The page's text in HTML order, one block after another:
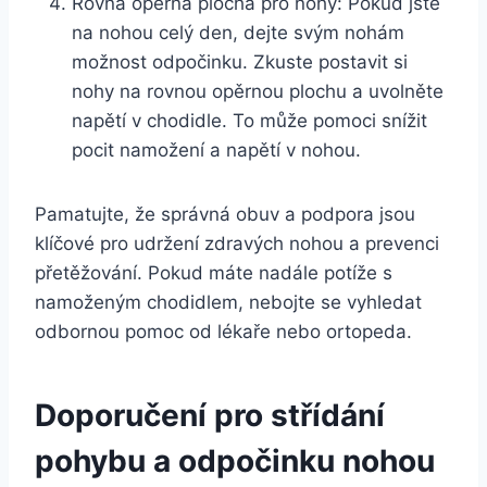
na nohou celý den, dejte svým nohám
možnost odpočinku. Zkuste postavit si
nohy na rovnou opěrnou plochu a uvolněte
napětí v chodidle. To může pomoci snížit
pocit namožení a napětí v nohou.
Pamatujte, že správná obuv a podpora jsou
klíčové pro udržení zdravých nohou a prevenci
přetěžování. Pokud máte nadále potíže s
namoženým chodidlem, nebojte se vyhledat
odbornou pomoc od lékaře nebo ortopeda.
Doporučení pro střídání
pohybu a odpočinku nohou